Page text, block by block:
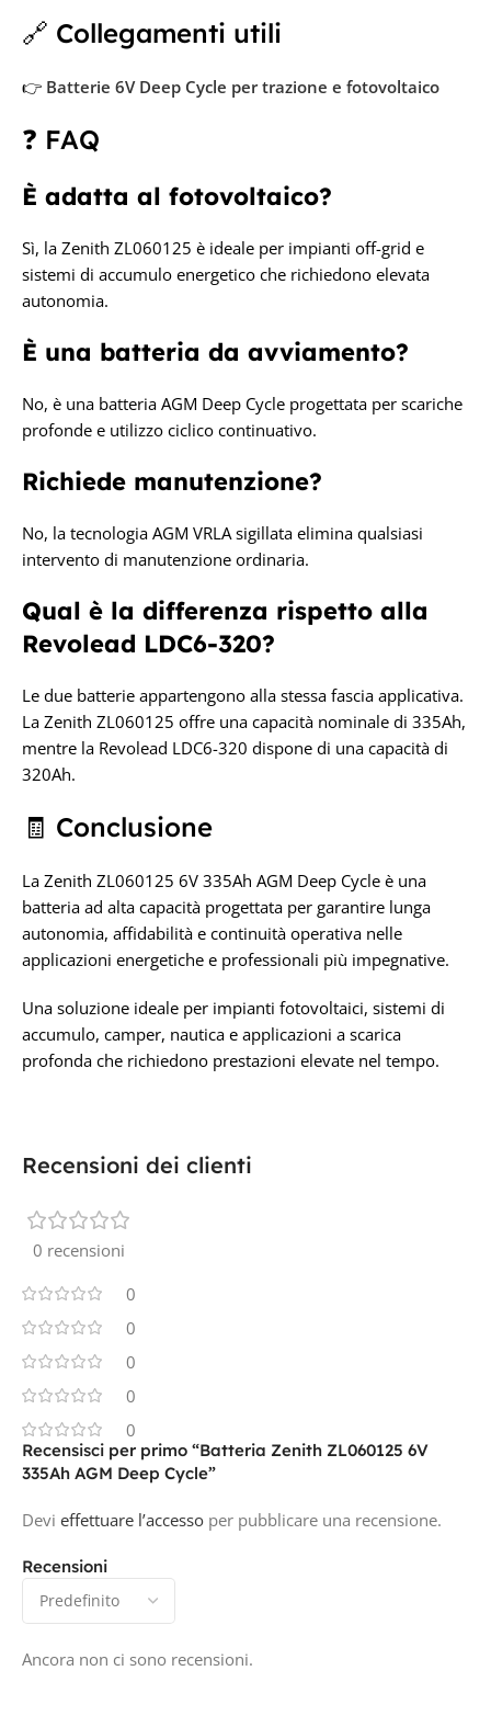
🔗 Collegamenti utili
👉 Batterie 6V Deep Cycle per trazione e fotovoltaico
❓ FAQ
È adatta al fotovoltaico?
Sì, la Zenith ZL060125 è ideale per impianti off-grid e
sistemi di accumulo energetico che richiedono elevata
autonomia.
È una batteria da avviamento?
No, è una batteria AGM Deep Cycle progettata per scariche
profonde e utilizzo ciclico continuativo.
Richiede manutenzione?
No, la tecnologia AGM VRLA sigillata elimina qualsiasi
intervento di manutenzione ordinaria.
Qual è la differenza rispetto alla
Revolead LDC6-320?
Le due batterie appartengono alla stessa fascia applicativa.
La Zenith ZL060125 offre una capacità nominale di 335Ah,
mentre la Revolead LDC6-320 dispone di una capacità di
320Ah.
🧾 Conclusione
La Zenith ZL060125 6V 335Ah AGM Deep Cycle è una
batteria ad alta capacità progettata per garantire lunga
autonomia, affidabilità e continuità operativa nelle
applicazioni energetiche e professionali più impegnative.
Una soluzione ideale per impianti fotovoltaici, sistemi di
accumulo, camper, nautica e applicazioni a scarica
profonda che richiedono prestazioni elevate nel tempo.
Recensioni dei clienti
0 recensioni
0
0
0
0
0
Recensioni
Ancora non ci sono recensioni.
Recensisci per primo “Batteria Zenith ZL060125 6V
335Ah AGM Deep Cycle”
Devi effettuare l’accesso per pubblicare una recensione.